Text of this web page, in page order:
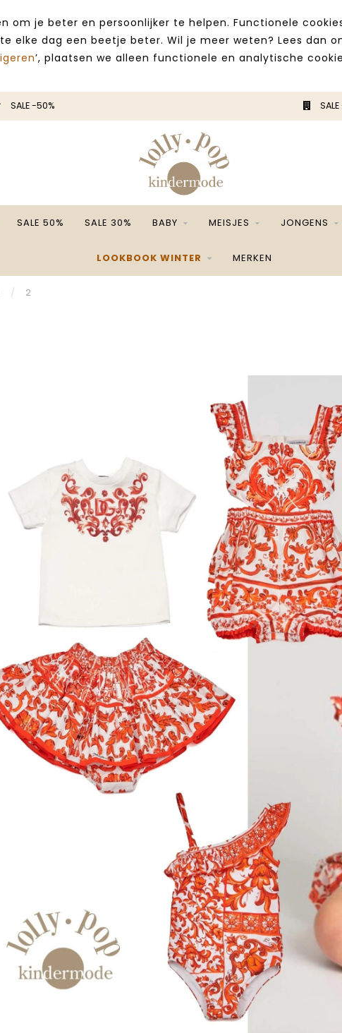
om je beter en persoonlijker te helpen. Functionele
elke dag een beetje beter. Wil je meer weten? Lees dan
’, plaatsen we alleen functionele en analytische
SALE -50%
SALE 50% SALE 30% BABY MEISJES JONGENS
LOOKBOOK WINTER MERKEN
/ 2